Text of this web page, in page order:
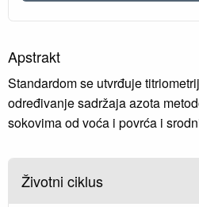
Apstrakt
Standardom se utvrđuje
određivanje sadržaja azota
sokovima od voća i povrća i
Životni ciklus